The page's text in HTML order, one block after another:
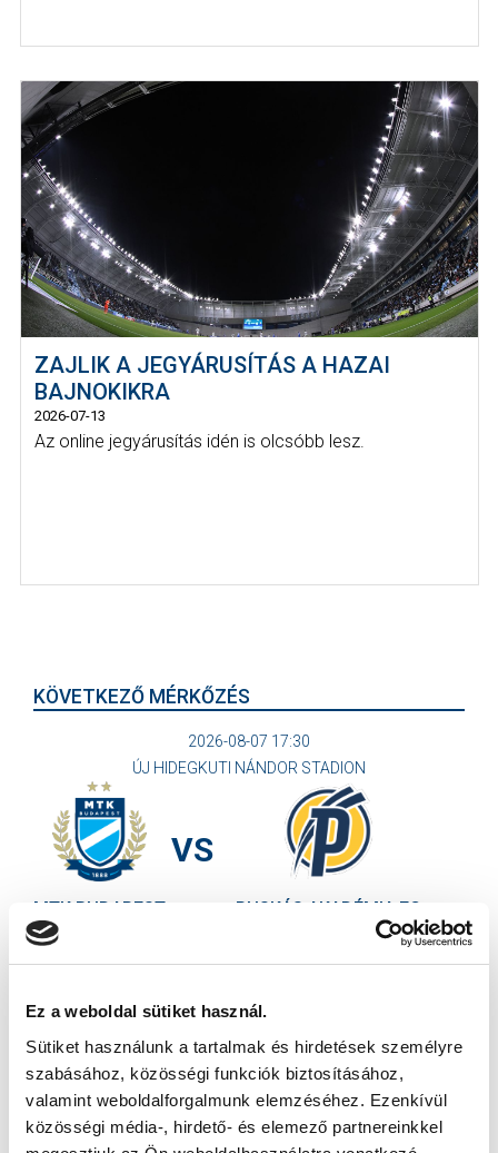
Ez a weboldal sütiket használ.
Sütiket használunk a tartalmak és hirdetések személyre
szabásához, közösségi funkciók biztosításához,
valamint weboldalforgalmunk elemzéséhez. Ezenkívül
közösségi média-, hirdető- és elemező partnereinkkel
ZAJLIK A JEGYÁRUSÍTÁS A HAZAI
BAJNOKIKRA
2026-07-13
Az online jegyárusítás idén is olcsóbb lesz.
KÖVETKEZŐ MÉRKŐZÉS
2026-08-07 17:30
ÚJ HIDEGKUTI NÁNDOR STADION
MTK BUDAPEST
VS
PUSKÁS AKADÉMIA FC
MTK BUDAPEST HÍRLEVÉL
Ne maradjon le egy eseményről sem! Iratkozzon fel ingyenes